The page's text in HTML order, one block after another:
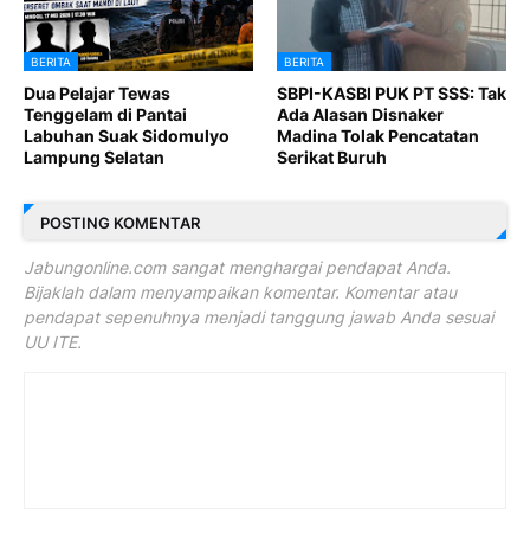
BERITA
Dua Pelajar Tewas
Tenggelam di Pantai
Labuhan Suak Sidomulyo
Lampung Selatan
BERITA
SBPI-KASBI PUK PT SSS: Tak
Ada Alasan Disnaker
Madina Tolak Pencatatan
Serikat Buruh
POSTING KOMENTAR
Jabungonline.com sangat menghargai pendapat Anda.
Bijaklah dalam menyampaikan komentar. Komentar atau
pendapat sepenuhnya menjadi tanggung jawab Anda sesuai
UU ITE.